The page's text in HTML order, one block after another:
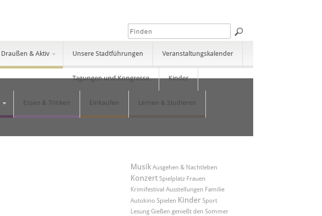
Draußen & Aktiv Unsere Stadtführungen Veranstaltungskalender
Tagungen und Kongresse Kinder
Essen & Trinken Einkaufen Lernen & Studieren
Musik Ausgehen & Nachtleben
Konzert Spielplatz Frauen
Krimifestival Ausstellungen Familie
Autokino Spielen Kinder Sport
Lesung Gießen genießt den Sommer